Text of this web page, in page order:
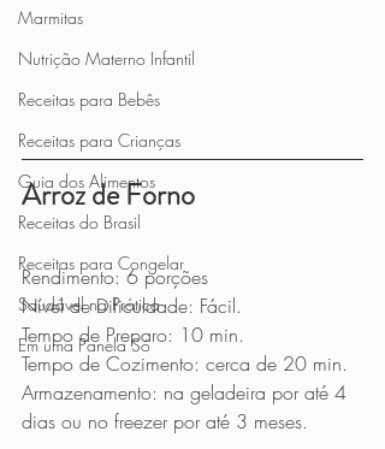
Marmitas
Nutrição Materno Infantil
Receitas para Bebês
Receitas para Crianças
Guia dos Alimentos
Receitas do Brasil
Receitas para Congelar
Saudável na Prática
Em uma Panela Só
Arroz de Forno
Rendimento: 6 porções
Nível de Dificuldade: Fácil.
Tempo de Preparo: 10 min.
Tempo de Cozimento: cerca de 20 min.
Armazenamento: na geladeira por até 4
dias ou no freezer por até 3 meses.